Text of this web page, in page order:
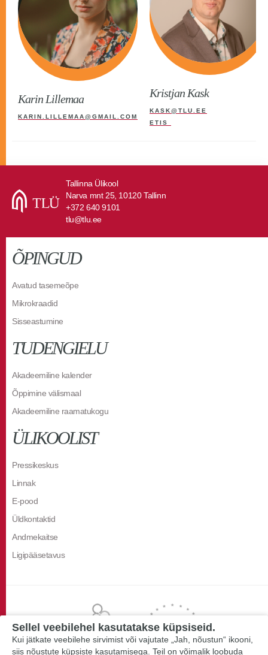
Karin Lillemaa
KARIN.LILLEMAA@GMAIL.COM
Kristjan Kask
KASK@TLU.EE
ETIS
Tallinna Ülikool
Narva mnt 25, 10120 Tallinn
+372 640 9101
tlu@tlu.ee
ÕPINGUD
Avatud tasemeõpe
Mikrokraadid
Sisseastumine
TUDENGIELU
Akadeemiline kalender
Õppimine välismaal
Akadeemiline raamatukogu
ÜLIKOOLIST
Pressikeskus
Linnak
E-pood
Üldkontaktid
Andmekaitse
Ligipääsetavus
Sellel veebilehel kasutatakse küpsiseid.
Kui jätkate veebilehe sirvimist või vajutate „Jah, nõustun“ ikooni,
siis nõustute küpsiste kasutamisega. Teil on võimalik loobuda